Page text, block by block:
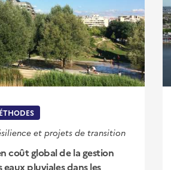
et projets de transition
coût global de la gestion
eaux pluviales dans les